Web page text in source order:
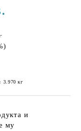
3.970 кг
и
му